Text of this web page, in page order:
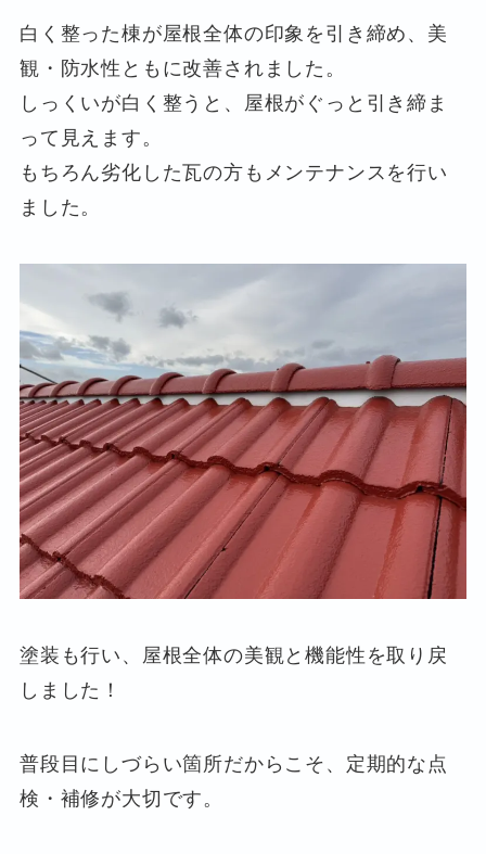
白く整った棟が屋根全体の印象を引き締め、美
観・防水性ともに改善されました。
しっくいが白く整うと、屋根がぐっと引き締ま
って見えます。
もちろん劣化した瓦の方もメンテナンスを行い
ました。
塗装も行い、屋根全体の美観と機能性を取り戻
しました！
普段目にしづらい箇所だからこそ、定期的な点
検・補修が大切です。